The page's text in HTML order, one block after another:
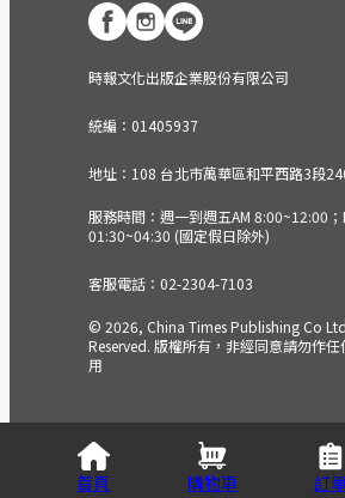
時報文化出版企業股份有限公司
統編：01405937
地址：108 台北市萬華區和平西路3段
服務時間：週一到週五AM 8:00~12:00；
01:30~04:30 (國定假日除外)
客服電話：02-2304-7103
© 2026, China Times Publishing Co
Reserved. 版權所有，非經同意請勿作
用
首頁 購物車 訂